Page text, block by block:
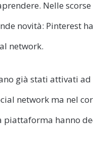
Nelle
novità: Pinterest
network.
già stati attivati
network ma nel
piattaforma hanno